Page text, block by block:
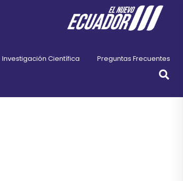
Investigación Científica Preguntas Frecuentes